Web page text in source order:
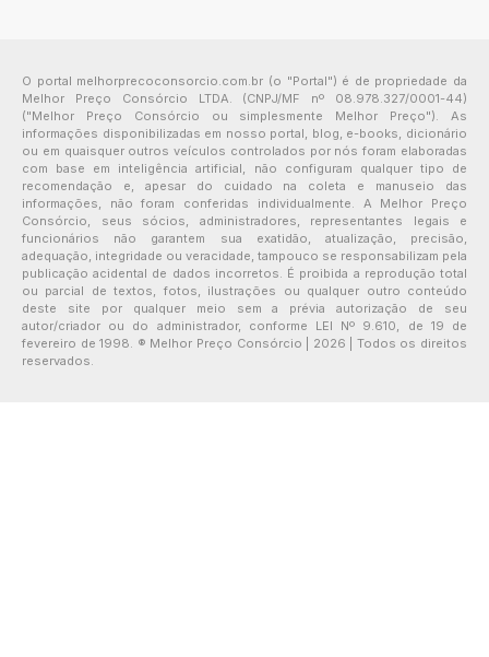
O portal melhorprecoconsorcio.com.br (o "Portal") é de propriedade da
Melhor Preço Consórcio LTDA. (CNPJ/MF nº 08.978.327/0001-44)
("Melhor Preço Consórcio ou simplesmente Melhor Preço"). As
informações disponibilizadas em nosso portal, blog, e-books, dicionário
ou em quaisquer outros veículos controlados por nós foram elaboradas
com base em inteligência artificial, não configuram qualquer tipo de
recomendação e, apesar do cuidado na coleta e manuseio das
informações, não foram conferidas individualmente. A Melhor Preço
Consórcio, seus sócios, administradores, representantes legais e
funcionários não garantem sua exatidão, atualização, precisão,
adequação, integridade ou veracidade, tampouco se responsabilizam pela
publicação acidental de dados incorretos. É proibida a reprodução total
ou parcial de textos, fotos, ilustrações ou qualquer outro conteúdo
deste site por qualquer meio sem a prévia autorização de seu
autor/criador ou do administrador, conforme LEI Nº 9.610, de 19 de
fevereiro de 1998. ® Melhor Preço Consórcio | 2026 | Todos os direitos
reservados.